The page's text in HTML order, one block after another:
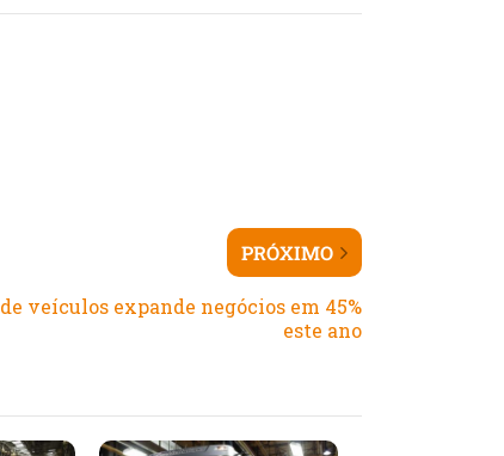
PRÓXIMO
veículos expande negócios em 45%
este ano